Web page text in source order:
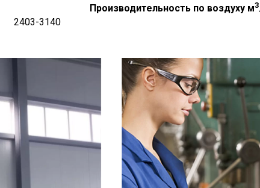
Производительность по воздуху м3
2403-3140